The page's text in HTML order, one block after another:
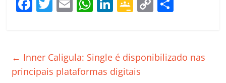
e
b
er l s
A
e
dI
gl
e
y p
← Inner Caligula: Single é disponibilizado nas
principais plataformas digitais